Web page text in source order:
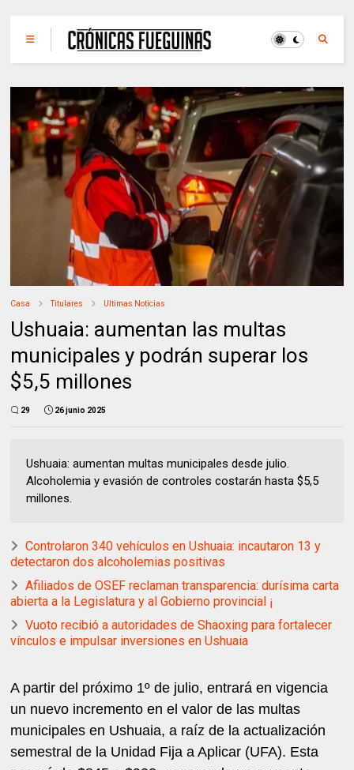
Casa Titulares Ultimas Noticias
Ushuaia: aumentan las multas
municipales y podrán superar los
$5,5 millones
29 26 junio 2025
Ushuaia: aumentan multas municipales desde julio.
Alcoholemia y evasión de controles costarán hasta $5,5
millones.
Controlaron 340 vehículos en Ushuaia: incautaron 13 y
detectaron dos alcoholemias positivas
Afiliados de OSEF reclaman transparencia: durísima carta
abierta a la Legislatura y al Gobierno provincial ¡
Vuoto recibió a autoridades de Shaoxing para fortalecer
vínculos e impulsar inversiones en Ushuaia
A partir del próximo 1º de julio, entrará en vigencia
un nuevo incremento en el valor de las multas
municipales en Ushuaia, a raíz de la actualización
semestral de la Unidad Fija a Aplicar (UFA). Esta